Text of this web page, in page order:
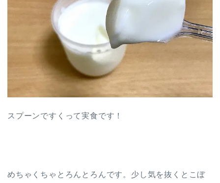
スプーンですくって実食です！
めちゃくちゃとろんとろんです。少し気を抜くとこぼ